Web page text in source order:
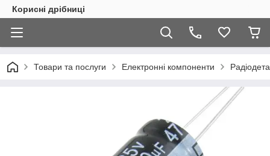
Корисні дрібниці
Товари та послуги Електронні компоненти